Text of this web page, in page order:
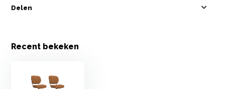
Delen
Recent bekeken